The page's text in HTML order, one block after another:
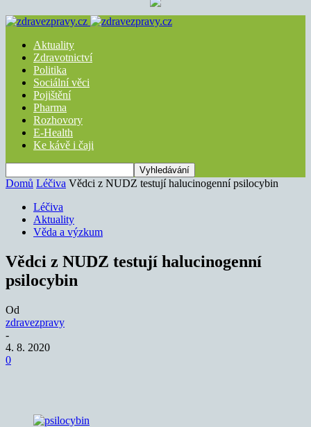
Aktuality
Zdravotnictví
Politika
Sociální věci
Pojištění
Pharma
Rozhovory
E-Health
Ke kávě i čaji
Domů Léčiva Vědci z NUDZ testují halucinogenní psilocybin
Léčiva
Aktuality
Věda a výzkum
Vědci z NUDZ testují halucinogenní
psilocybin
Od
zdravezpravy
-
4. 8. 2020
0